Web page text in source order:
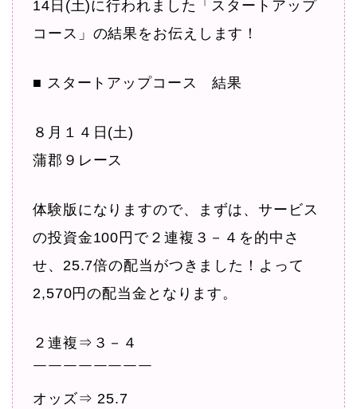
14日(土)に行われました「スタートアップ
コース」の結果をお伝えします！
■ スタートアップコース 結果
８月１４日(土)
蒲郡９レース
体験版になりますので、まずは、サービス
の投資金100円で２連複３－４を的中さ
せ、25.7倍の配当がつきました！よって
2,570円の配当金となります。
２連複⇒３－４
￣￣￣￣￣￣￣￣
オッズ⇒ 25.7